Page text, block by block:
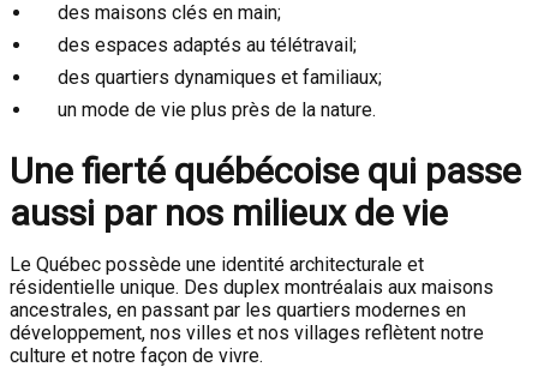
des maisons clés en main;
des espaces adaptés au télétravail;
des quartiers dynamiques et familiaux;
un mode de vie plus près de la nature.
Une fierté québécoise qui passe
aussi par nos milieux de vie
Le Québec possède une identité architecturale et
résidentielle unique. Des duplex montréalais aux maisons
ancestrales, en passant par les quartiers modernes en
développement, nos villes et nos villages reflètent notre
culture et notre façon de vivre.